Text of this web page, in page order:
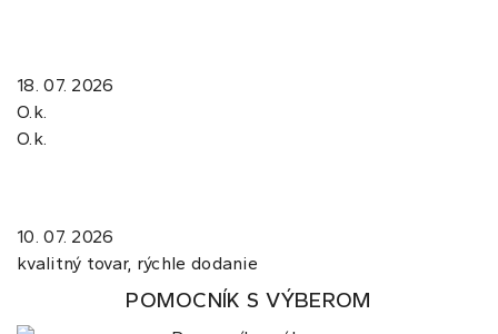
18. 07. 2026
O.k.
O.k.
10. 07. 2026
kvalitný tovar, rýchle dodanie
POMOCNÍK S VÝBEROM